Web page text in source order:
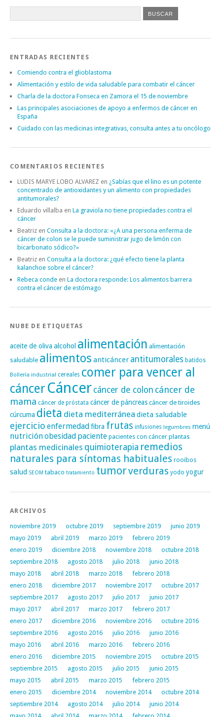
ENTRADAS RECIENTES
Comiendo contra el glioblastoma
Alimentación y estilo de vida saludable para combatir el cáncer
Charla de la doctora Fonseca en Zamora el 15 de noviembre
Las principales asociaciones de apoyo a enfermos de cáncer en
España
Cuidado con las medicinas integrativas, consulta antes a tu oncólogo
COMENTARIOS RECIENTES
LUDIS MARYE LOBO ALVAREZ en ¿Sabías que el lino es un potente
concentrado de antioxidantes y un alimento con propiedades
antitumorales?
Eduardo villalba en La graviola no tiene propiedades contra el
cáncer
Beatriz en Consulta a la doctora: «¿A una persona enferma de
cáncer de colon se le puede suministrar jugo de limón con
bicarbonato sódico?»
Beatriz en Consulta a la doctora: ¿qué efecto tiene la planta
kalanchoe sobre el cáncer?
Rebeca conde en La doctora responde: Los alimentos barrera
contra el cáncer de estómago
NUBE DE ETIQUETAS
aceite de oliva alcohol alimentación alimentación
saludable alimentos anticáncer antitumorales batidos
Bollería industrial cereales comer para vencer al
cáncerCáncer cáncer de colon cáncer de
mama cáncer de próstata cáncer de páncreascáncer de tiroides
cúrcuma dieta dieta mediterránea dieta saludable
ejercicio enfermedadfibra frutas infusiones legumbres menú
nutriciónobesidad paciente pacientes con cáncer plantas
plantas medicinales quimioterapia remedios
naturales para síntomas habituales rooibos
salud SEOM tabaco tratamiento tumorverduras yodo yogur
ARCHIVOS
noviembre 2019 octubre 2019 septiembre 2019
junio 2019
mayo 2019
abril 2019 marzo 2019
febrero 2019
enero 2019
diciembre 2018 noviembre 2018
octubre 2018
septiembre 2018
agosto 2018 julio 2018
junio 2018
mayo 2018
abril 2018 marzo 2018
febrero 2018
enero 2018
diciembre 2017 noviembre 2017
octubre 2017
septiembre 2017
agosto 2017 julio 2017
junio 2017
mayo 2017
abril 2017 marzo 2017
febrero 2017
enero 2017
diciembre 2016 noviembre 2016
octubre 2016
septiembre 2016
agosto 2016 julio 2016
junio 2016
mayo 2016
abril 2016 marzo 2016
febrero 2016
enero 2016
diciembre 2015 noviembre 2015
octubre 2015
septiembre 2015
agosto 2015 julio 2015
junio 2015
mayo 2015
abril 2015 marzo 2015
febrero 2015
enero 2015
diciembre 2014 noviembre 2014
octubre 2014
septiembre 2014
agosto 2014 julio 2014
junio 2014